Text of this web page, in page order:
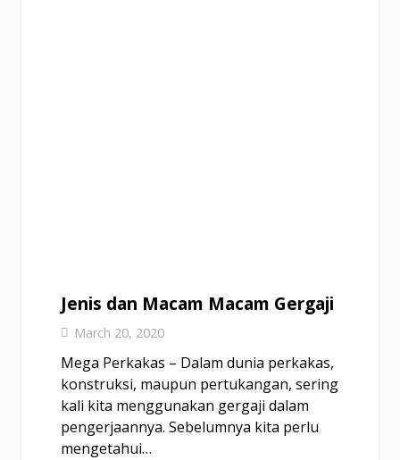
Jenis dan Macam Macam Gergaji
March 20, 2020
Mega Perkakas – Dalam dunia perkakas,
konstruksi, maupun pertukangan, sering
kali kita menggunakan gergaji dalam
pengerjaannya. Sebelumnya kita perlu
mengetahui…